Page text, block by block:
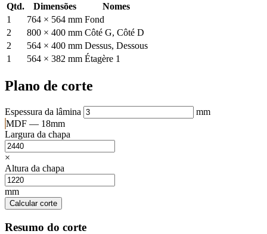
Qtd.
Dimensões
Nomes
1
764 × 564 mm Fond
2
800 × 400 mm Côté G, Côté D
2
564 × 400 mm Dessus, Dessous
1
564 × 382 mm Étagère 1
Plano de corte
Espessura da lâmina
mm
MDF — 18mm
Largura da chapa
×
Altura da chapa
mm
Calcular corte
Resumo do corte